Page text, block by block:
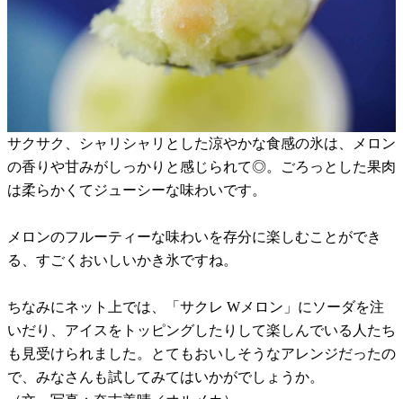
サクサク、シャリシャリとした涼やかな食感の氷は、メロン
の香りや甘みがしっかりと感じられて◎。ごろっとした果肉
は柔らかくてジューシーな味わいです。
メロンのフルーティーな味わいを存分に楽しむことができ
る、すごくおいしいかき氷ですね。
ちなみにネット上では、「サクレ Wメロン」にソーダを注
いだり、アイスをトッピングしたりして楽しんでいる人たち
も見受けられました。とてもおいしそうなアレンジだったの
で、みなさんも試してみてはいかがでしょうか。